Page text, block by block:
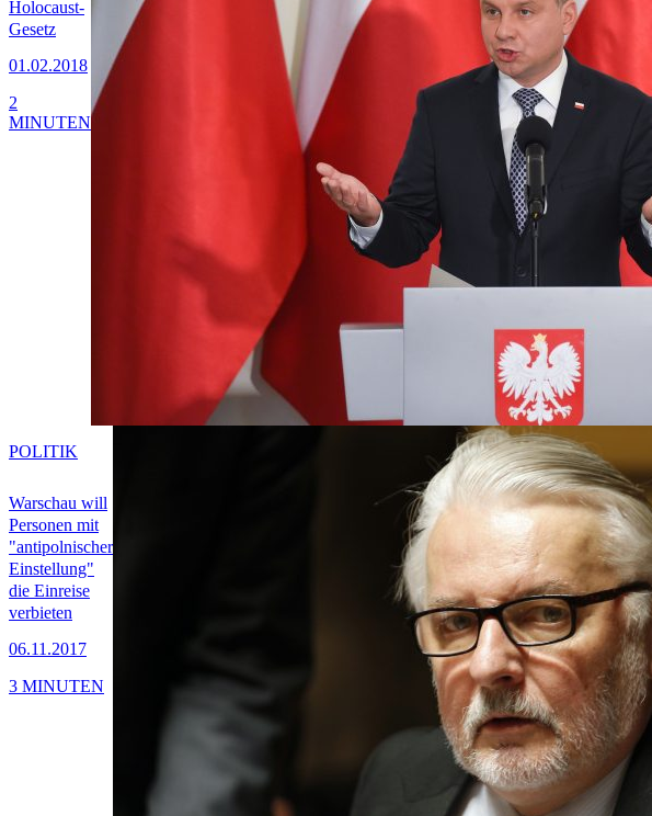
Holocaust-
Gesetz
01.02.2018
2
MINUTEN
Warschau will
Personen mit
"antipolnischer
Einstellung"
die Einreise
verbieten
06.11.2017
POLITIK
3 MINUTEN